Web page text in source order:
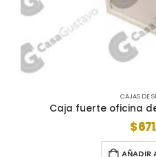
CAJAS DE
Caja fuerte oficina
$
AÑADIR